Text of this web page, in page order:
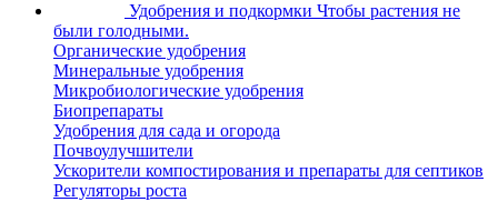
Удобрения и подкормки Чтобы растения не
были голодными.
Органические удобрения
Минеральные удобрения
Микробиологические удобрения
Биопрепараты
Удобрения для сада и огорода
Почвоулучшители
Ускорители компостирования и препараты для септиков
Регуляторы роста